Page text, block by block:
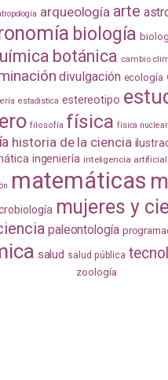
arqueología arte
biología
botánica cambio
divulgación ecología
estadistica estereotipo
filosofía física física nuclear
historia de la ciencia
ingeniería inteligencia artificial
matemáticas
mujeres y
paleontología
salud salud pública
zoología